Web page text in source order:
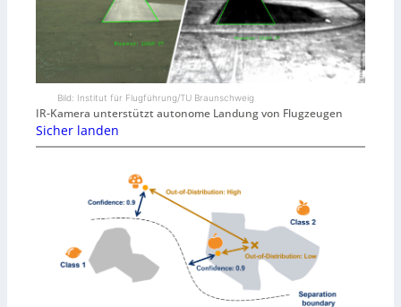
Bild: Institut für Flugführung/TU Braunschweig
IR-Kamera unterstützt autonome Landung von Flugzeugen
Sicher landen